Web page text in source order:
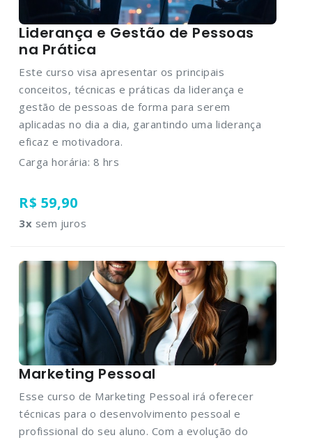
Liderança e Gestão de Pessoas
na Prática
Este curso visa apresentar os principais
conceitos, técnicas e práticas da liderança e
gestão de pessoas de forma para serem
aplicadas no dia a dia, garantindo uma liderança
eficaz e motivadora.
Carga horária: 8 hrs
R$ 59,90
3x sem juros
Marketing Pessoal
Esse curso de Marketing Pessoal irá oferecer
técnicas para o desenvolvimento pessoal e
profissional do seu aluno. Com a evolução do